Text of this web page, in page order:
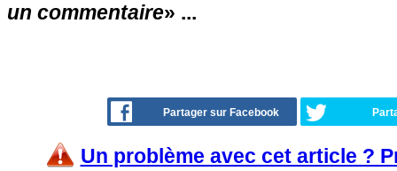
un commentaire» ...
Partager sur Facebook
Un problème avec cet article ?